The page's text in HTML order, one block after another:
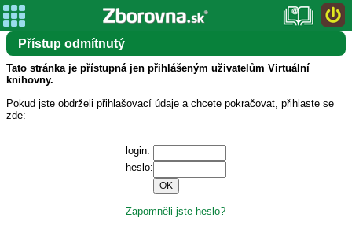
Přístup odmítnutý
Tato stránka je přístupná jen přihlášeným uživatelům Virtuální
knihovny.
Pokud jste obdrželi přihlašovací údaje a chcete pokračovat, přihlaste se
zde:
login:
heslo:
Zapomněli jste heslo?